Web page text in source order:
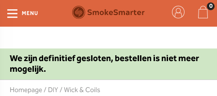
We zijn definitief gesloten, bestellen is niet meer
mogelijk.
MENU
Homepage/DIY/Wick & Coils